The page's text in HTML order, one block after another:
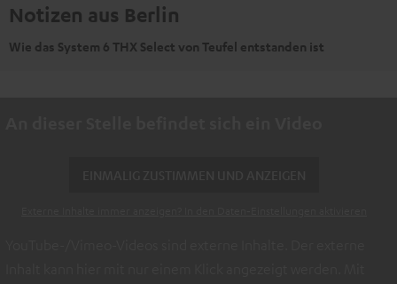
Notizen aus Berlin
Wie das System 6 THX Select von Teufel entstanden ist